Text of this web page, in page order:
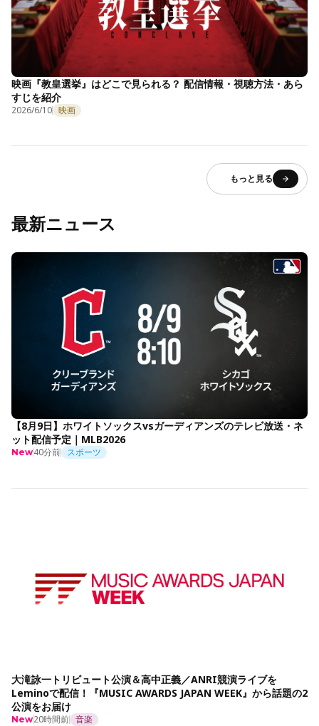
映画『教皇選挙』はどこで見られる？ 配信情報・視聴方法・あら
すじを紹介
2026/6/10 映画
もっと見る
最新ニュース
【8月9日】ホワイトソックスvsガーディアンズのテレビ放送・ネ
ット配信予定｜MLB2026
New40分前 スポーツ
大滝詠一トリビュート公演＆高中正義／ANRI競演ライブを
Leminoで配信！『MUSIC AWARDS JAPAN WEEK』から話題の2
公演をお届け
New20時間前 音楽